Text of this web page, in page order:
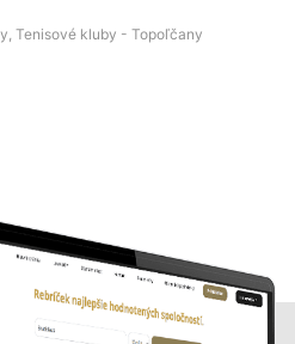
Tenisové kluby - Topoľčany